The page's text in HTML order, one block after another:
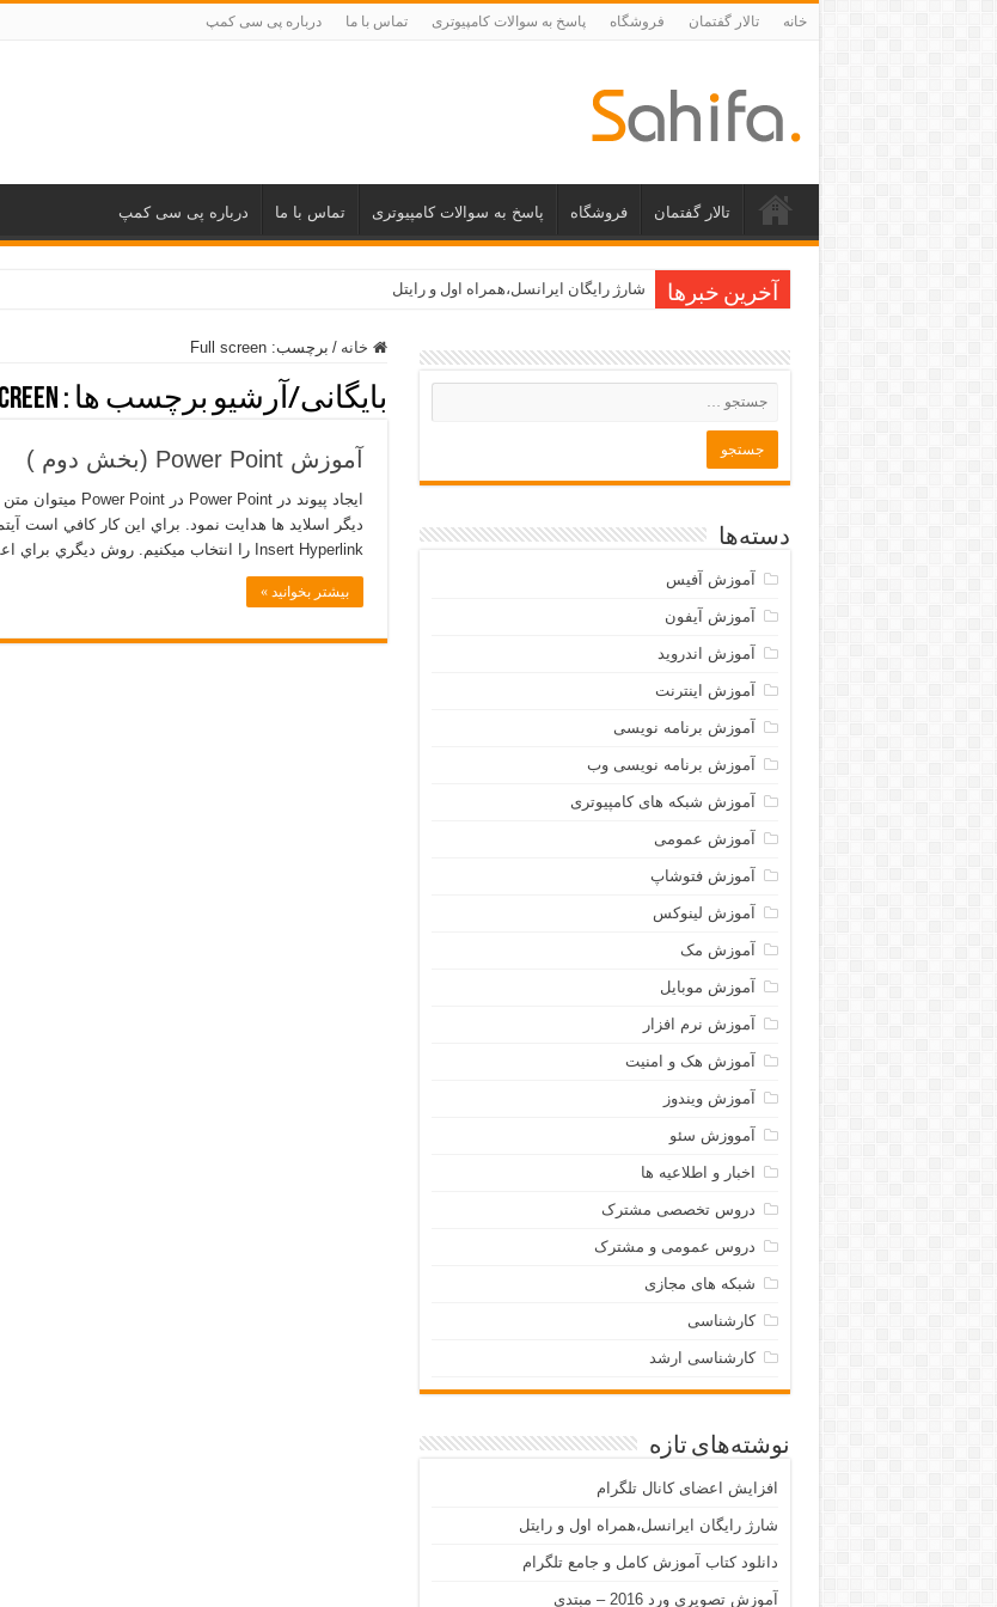
خانه تالار گفتمان فروشگاه پاسخ به سوالات کامپیوتری تماس با ما درباره پی سی کمپ
تالار گفتمان فروشگاه پاسخ به سوالات کامپیوتری تماس با ما درباره پی سی کمپ
آخرین خبرها شارژ رایگان ایرانسل،همراه اول و رایتل
خانه / برچسب:Full screen
بایگانی/آرشیو برچسب ها :
آموزش Power Point (بخش دوم )
ديگر اسلايد ها هدايت نمود. براي اين کار کافي است
Insert Hyperlink را انتخاب ميکنيم. روش ديگري براي اعمال Link به آيتم ، راست کليک …
بیشتر بخوانید »
دسته‌ها
آموزش آفیس
آموزش آیفون
آموزش اندروید
آموزش اینترنت
آموزش برنامه نویسی
آموزش برنامه نویسی وب
آموزش شبکه های کامپیوتری
آموزش عمومی
آموزش فتوشاپ
آموزش لینوکس
آموزش مک
آموزش موبایل
آموزش نرم افزار
آموزش هک و امنیت
آموزش ویندوز
آمووزش سئو
اخبار و اطلاعیه ها
دروس تخصصی مشترک
دروس عمومی و مشترک
شبکه های مجازی
کارشناسی
کارشناسی ارشد
نوشته‌های تازه
افزایش اعضای کانال تلگرام
شارژ رایگان ایرانسل،همراه اول و رایتل
دانلود کتاب آموزش کامل و جامع تلگرام
آموزش تصویری ورد 2016 – مبتدی